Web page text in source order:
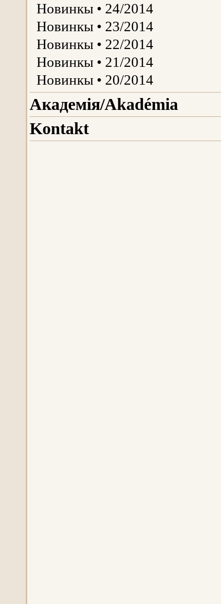
Новинкы • 24/2014
Новинкы • 23/2014
Новинкы • 22/2014
Новинкы • 21/2014
Новинкы • 20/2014
Aкадемія/Akadémiа
Kontakt